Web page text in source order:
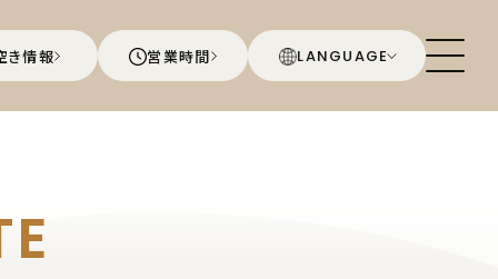
き情報 営業時間 LANGUAGE